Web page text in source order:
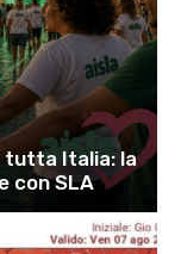
tutta Italia: la
con SLA